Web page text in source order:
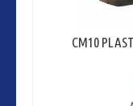
CM10